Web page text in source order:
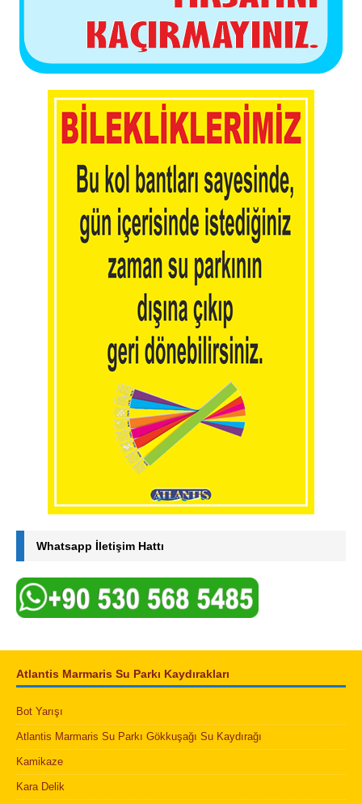
Whatsapp İletişim Hattı
Atlantis Marmaris Su Parkı Kaydırakları
Bot Yarışı
Atlantis Marmaris Su Parkı Gökkuşağı Su Kaydırağı
Kamikaze
Kara Delik